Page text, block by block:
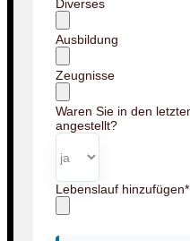
Diverses
Ausbildung
Zeugnisse
Waren Sie in den
angestellt?
Lebenslauf hinzufügen*